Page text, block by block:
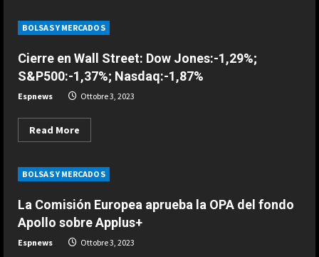
pérdidas
en
Street
con
los
bonos
en
máximos
2007
BOLSAS Y MERCADOS
Cierre en Wall Street: Dow Jones:-1,29%;
S&P500:-1,37%; Nasdaq:-1,87%
Espnews Ottobre 3, 2023
Read More
more
en
Wall
Dow
Jones:-1,29%;
S&P500:-1,37%;
Nasdaq:-1,87%
BOLSAS Y MERCADOS
La Comisión Europea aprueba la OPA del fondo
Apollo sobre Applus+
Espnews Ottobre 3, 2023